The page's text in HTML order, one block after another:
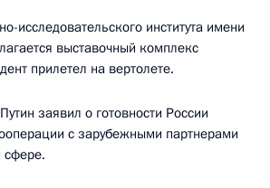
исследовательского института имени
выставочный комплекс
прилетел на вертолете.
заявил о готовности России
с зарубежными партнерами
сфере.